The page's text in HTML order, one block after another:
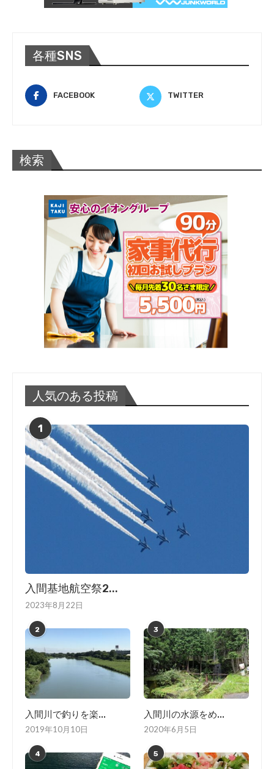
各種SNS
FACEBOOK TWITTER
検索
人気のある投稿
1
入間基地航空祭2...
2023年8月22日
2
入間川で釣りを楽...
2019年10月10日
3
入間川の水源をめ...
2020年6月5日
4 5